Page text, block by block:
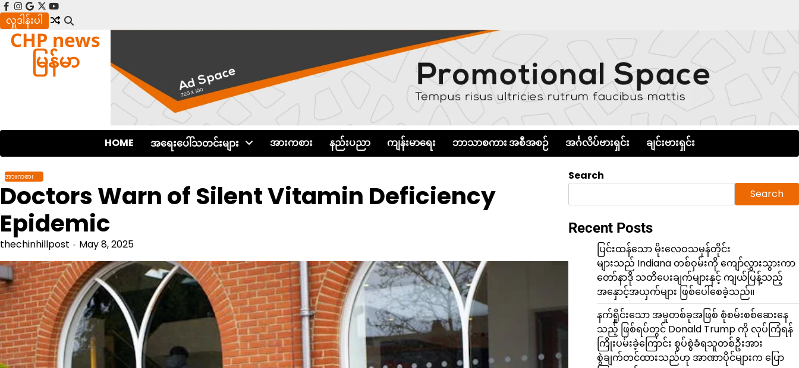
Skip
to
content
facebook
instagram
google
x youtube
လှူဒါန်းပါ
CHP news
မြန်မာ
HOME အရေးပေါ်သတင်းများ အားကစား နည်းပညာ ကျန်းမာရေး ဘာသာစကား အစီအစဉ် အင်္ဂလိပ်ဗားရှင်း ချင်းဗားရှင်း
အားကစား
Doctors Warn of Silent Vitamin Deficiency
Epidemic
thechinhillpost May 8, 2025
Search
Search
Recent Posts
ပြင်းထန်သော မိုးလေဝသမုန်တိုင်း
များသည် Indiana တစ်ဝှမ်းကို ကျော်လွှားသွားကာ
တော်နာဒို သတိပေးချက်များနှင့် ကျယ်ပြန့်သည့်
အနှောင့်အယှက်များ ဖြစ်ပေါ်စေခဲ့သည်။
နက်ရှိုင်းသော အမှုတစ်ခုအဖြစ် စုံစမ်းစစ်ဆေးနေ
သည့် ဖြစ်ရပ်တွင် Donald Trump ကို လုပ်ကြံရန်
ကြိုးပမ်းခဲ့ကြောင်း စွပ်စွဲခံရသူတစ်ဦးအား
စွဲချက်တင်ထားသည်ဟု အာဏာပိုင်များက ပြော